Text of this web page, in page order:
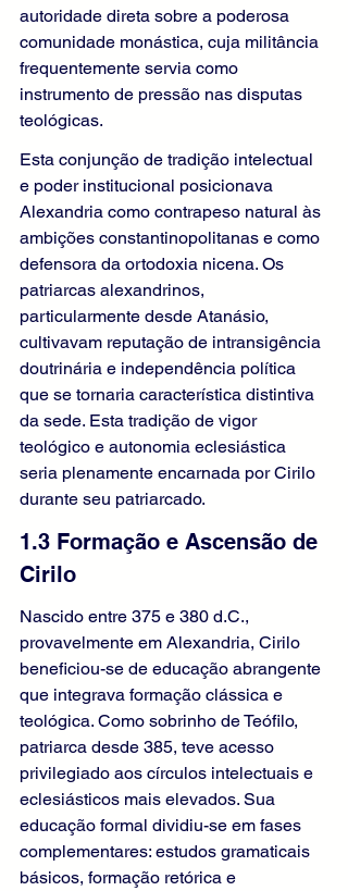
autoridade direta sobre a poderosa
comunidade monástica, cuja militância
frequentemente servia como
instrumento de pressão nas disputas
teológicas.
Esta conjunção de tradição intelectual
e poder institucional posicionava
Alexandria como contrapeso natural às
ambições constantinopolitanas e como
defensora da ortodoxia nicena. Os
patriarcas alexandrinos,
particularmente desde Atanásio,
cultivavam reputação de intransigência
doutrinária e independência política
que se tornaria característica distintiva
da sede. Esta tradição de vigor
teológico e autonomia eclesiástica
seria plenamente encarnada por Cirilo
durante seu patriarcado.
1.3 Formação e Ascensão de
Cirilo
Nascido entre 375 e 380 d.C.,
provavelmente em Alexandria, Cirilo
beneficiou-se de educação abrangente
que integrava formação clássica e
teológica. Como sobrinho de Teófilo,
patriarca desde 385, teve acesso
privilegiado aos círculos intelectuais e
eclesiásticos mais elevados. Sua
educação formal dividiu-se em fases
complementares: estudos gramaticais
básicos, formação retórica e